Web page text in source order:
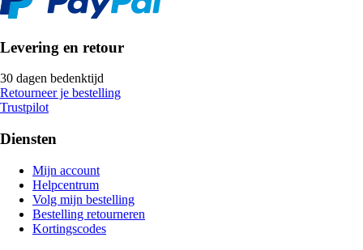
Levering en retour
30 dagen bedenktijd
Retourneer je bestelling
Trustpilot
Diensten
Mijn account
Helpcentrum
Volg mijn bestelling
Bestelling retourneren
Kortingscodes